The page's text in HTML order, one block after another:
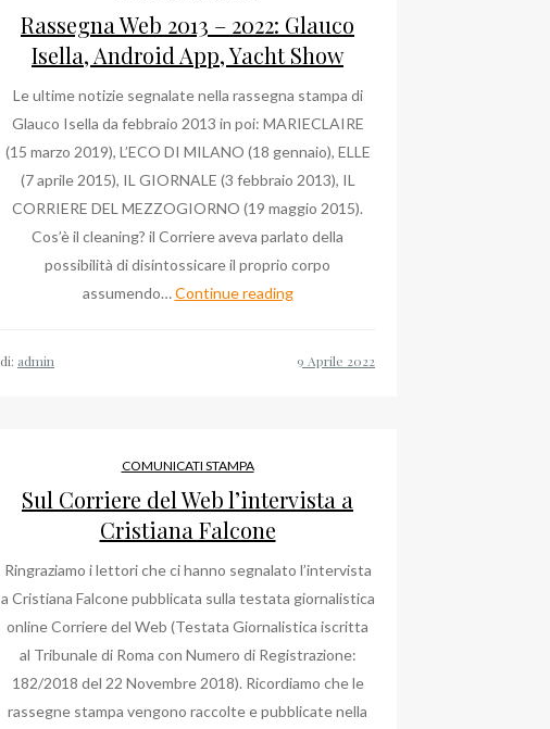
sport
Rassegna Web 2013 – 2022: Glauco
Isella, Android App, Yacht Show
Le ultime notizie segnalate nella rassegna stampa di
Glauco Isella da febbraio 2013 in poi: MARIECLAIRE
(15 marzo 2019), L’ECO DI MILANO (18 gennaio), ELLE
(7 aprile 2015), IL GIORNALE (3 febbraio 2013), IL
CORRIERE DEL MEZZOGIORNO (19 maggio 2015).
Cos’è il cleaning? il Corriere aveva parlato della
possibilità di disintossicare il proprio corpo
assumendo…Continue readingRassegna
Android
App,
Show
di: admin
COMUNICATI STAMPA
Sul Corriere del Web l’intervista a
Cristiana Falcone
Ringraziamo i lettori che ci hanno segnalato l’intervista
a Cristiana Falcone pubblicata sulla testata giornalistica
online Corriere del Web (Testata Giornalistica iscritta
al Tribunale di Roma con Numero di Registrazione:
182/2018 del 22 Novembre 2018). Ricordiamo che le
rassegne stampa vengono raccolte e pubblicate nella